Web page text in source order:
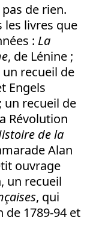
de rien.
les livres que
: La
, de Lénine ;
recueil de
Engels
; un recueil de
Révolution
de la
Alan
ouvrage
un recueil
, qui
de 1789-94 et